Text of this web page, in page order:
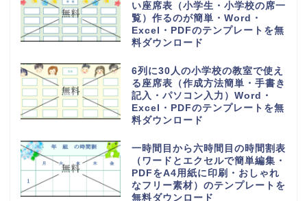
い座席表（小学生・小学校の席一
覧）作るのが簡単・Word・
Excel・PDFのテンプレートを無
料ダウンロード
6列に30人の小学校の教室で使え
る座席表（作成方法簡単・手書き
記入・パソコン入力）Word・
Excel・PDFのテンプレートを無
料ダウンロード
一時間目から六時間目の時間割表
（ワードとエクセルで簡単編集・
PDFをA4用紙に印刷・おしゃれ
なフリー素材）のテンプレートを
無料ダウンロード